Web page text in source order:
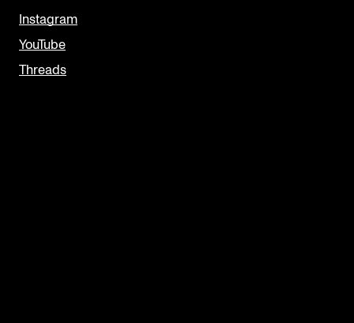
Instagram
YouTube
Threads